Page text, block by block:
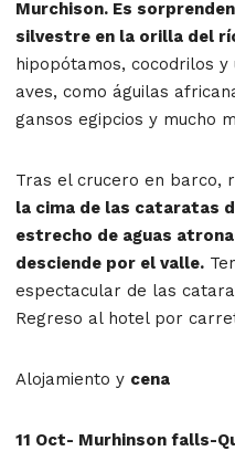
Murchison. Es
silvestre en la orilla del
hipopótamos, cocodrilos y
aves, como águilas
gansos egipcios y mucho
Tras el crucero en barco,
la cima de las cataratas
estrecho de aguas
desciende por el valle.
espectacular de las
Regreso al hotel por
Alojamiento y cena
11 Oct- Murhinson falls-